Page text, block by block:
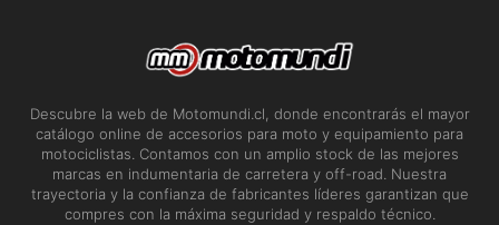
Descubre la web de Motomundi.cl, donde encontrarás el mayor
catálogo online de accesorios para moto y equipamiento para
motociclistas. Contamos con un amplio stock de las mejores
marcas en indumentaria de carretera y off-road. Nuestra
trayectoria y la confianza de fabricantes líderes garantizan que
compres con la máxima seguridad y respaldo técnico.